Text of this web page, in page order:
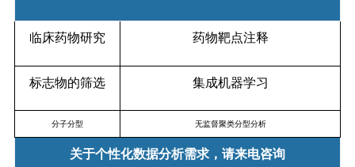
临床药物研究 药物靶点注释
标志物的筛选 集成机器学习
分子分型 无监督聚类分型分析
关于个性化数据分析需求，请来电咨询